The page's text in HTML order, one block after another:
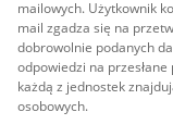
mailowych. Użytkownik
mail zgadza się na
dobrowolnie podanych
odpowiedzi na
każdą z jednostek
osobowych.